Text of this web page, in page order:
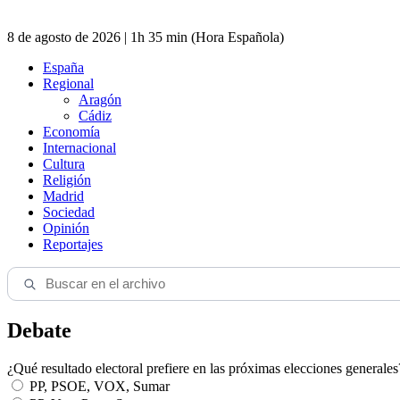
8 de agosto de 2026 | 1h 35 min (Hora Española)
España
Regional
Aragón
Cádiz
Economía
Internacional
Cultura
Religión
Madrid
Sociedad
Opinión
Reportajes
Debate
¿Qué resultado electoral prefiere en las próximas elecciones
PP, PSOE, VOX, Sumar